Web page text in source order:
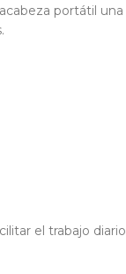
portátil una
el trabajo diario